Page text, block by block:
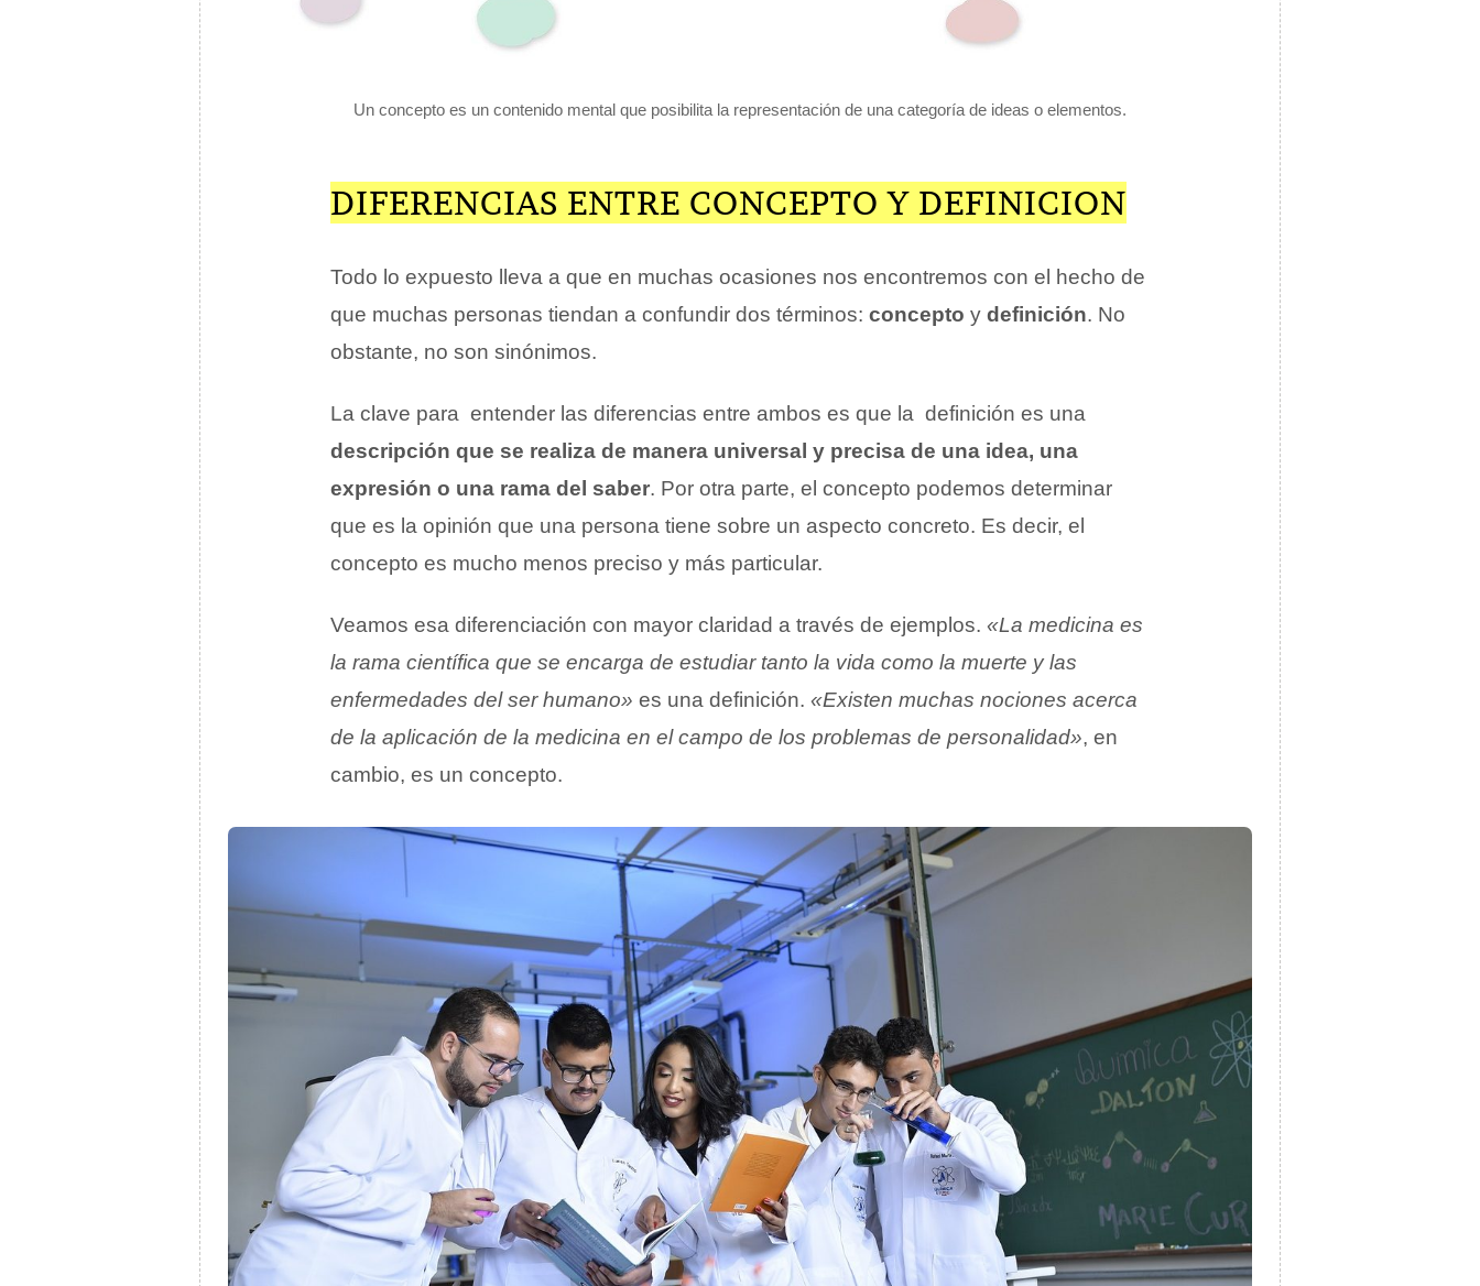
Un concepto es un contenido mental que posibilita la representación de una categoría de ideas o elementos.
DIFERENCIAS ENTRE CONCEPTO Y DEFINICION
Todo lo expuesto lleva a que en muchas ocasiones nos encontremos con el hecho de
que muchas personas tiendan a confundir dos términos: concepto y definición. No
obstante, no son sinónimos.
La clave para entender las diferencias entre ambos es que la definición es una
descripción que se realiza de manera universal y precisa de una idea, una
expresión o una rama del saber. Por otra parte, el concepto podemos determinar
que es la opinión que una persona tiene sobre un aspecto concreto. Es decir, el
concepto es mucho menos preciso y más particular.
Veamos esa diferenciación con mayor claridad a través de ejemplos. «La medicina es
la rama científica que se encarga de estudiar tanto la vida como la muerte y las
enfermedades del ser humano» es una definición. «Existen muchas nociones acerca
de la aplicación de la medicina en el campo de los problemas de personalidad», en
cambio, es un concepto.